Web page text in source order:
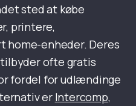
sted at købe
printere,
home-enheder. Deres
tilbyder ofte gratis
fordel for udlændinge
er Intercomp,